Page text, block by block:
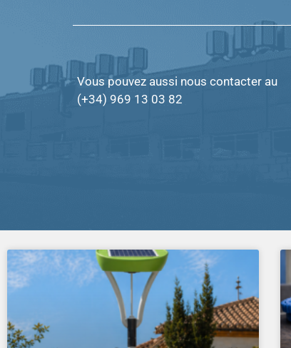
Vous pouvez aussi nous contacter au
(+34) 969 13 03 82